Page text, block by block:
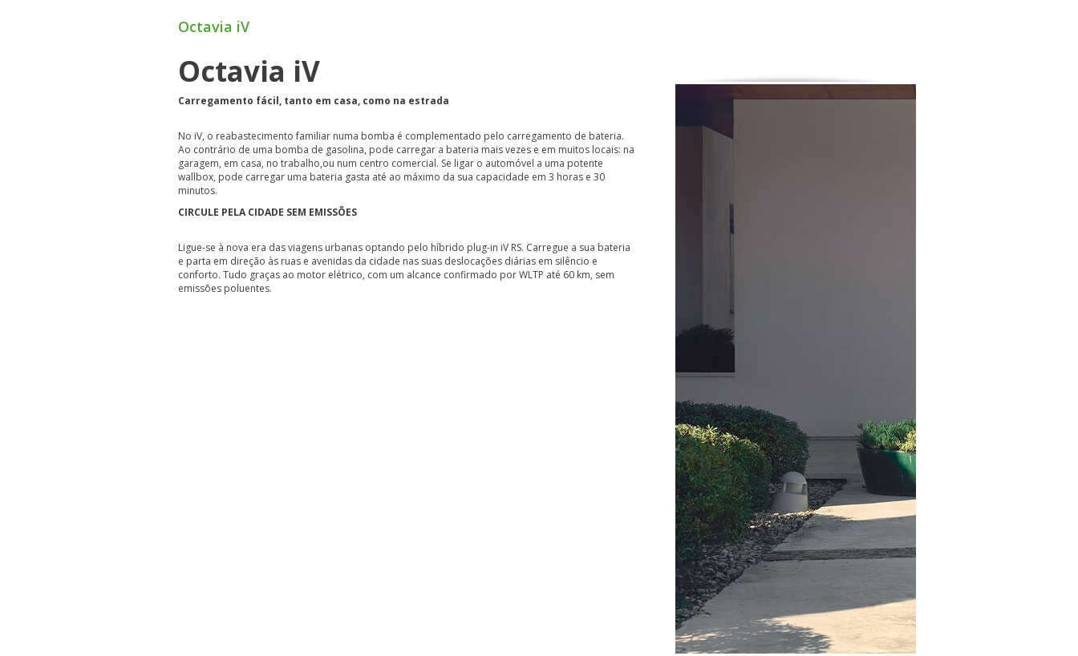
Octavia iV
Octavia iV
Carregamento fácil, tanto em casa, como na estrada
No iV, o reabastecimento familiar numa bomba é complementado pelo carregamento de bateria.
Ao contrário de uma bomba de gasolina, pode carregar a bateria mais vezes e em muitos locais: na
garagem, em casa, no trabalho,ou num centro comercial. Se ligar o automóvel a uma potente
wallbox, pode carregar uma bateria gasta até ao máximo da sua capacidade em 3 horas e 30
minutos.
CIRCULE PELA CIDADE SEM EMISSÕES
Ligue-se à nova era das viagens urbanas optando pelo híbrido plug-in iV RS. Carregue a sua bateria
e parta em direção às ruas e avenidas da cidade nas suas deslocações diárias em silêncio e
conforto. Tudo graças ao motor elétrico, com um alcance confirmado por WLTP até 60 km, sem
emissões poluentes.